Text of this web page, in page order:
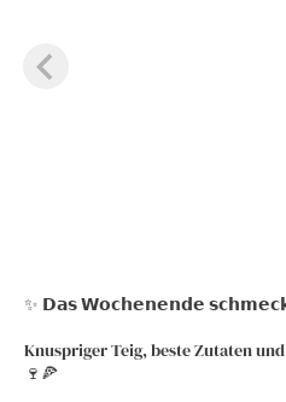
✨ 𝗗𝗮𝘀 𝗪𝗼𝗰𝗵𝗲𝗻𝗲𝗻𝗱𝗲
Knuspriger Teig, beste Zutaten
🍷🍕